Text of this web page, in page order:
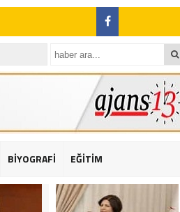
2 yaralı
BİYOGRAFİ EĞİTİM